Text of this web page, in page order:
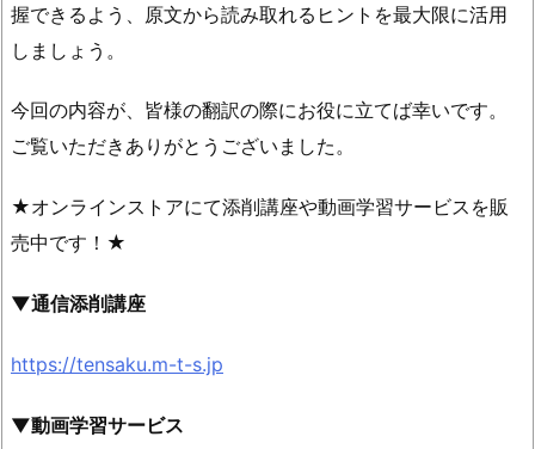
握できるよう、原文から読み取れるヒントを最大限に活用
しましょう。
今回の内容が、皆様の翻訳の際にお役に立てば幸いです。
ご覧いただきありがとうございました。
★オンラインストアにて添削講座や動画学習サービスを販
売中です！★
▼通信添削講座
https://tensaku.m-t-s.jp
▼動画学習サービス